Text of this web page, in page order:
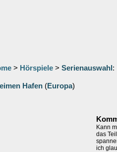
> Hörspiele > Serienauswahl :
Hafen (Europa)
Kann
das
ich